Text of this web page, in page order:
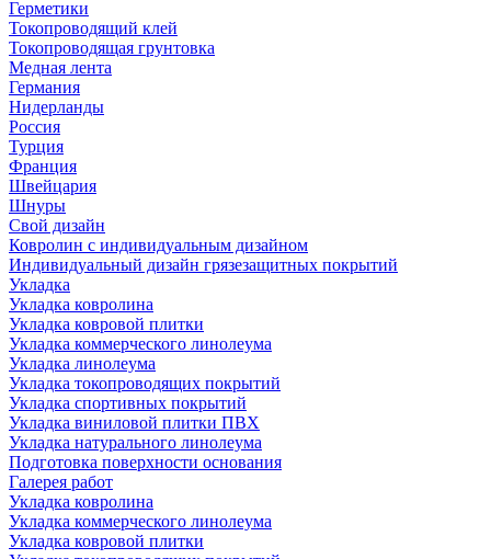
Герметики
Токопроводящий клей
Токопроводящая грунтовка
Медная лента
Германия
Нидерланды
Россия
Турция
Франция
Швейцария
Шнуры
Свой дизайн
Ковролин с индивидуальным дизайном
Индивидуальный дизайн грязезащитных покрытий
Укладка
Укладка ковролина
Укладка ковровой плитки
Укладка коммерческого линолеума
Укладка линолеума
Укладка токопроводящих покрытий
Укладка спортивных покрытий
Укладка виниловой плитки ПВХ
Укладка натурального линолеума
Подготовка поверхности основания
Галерея работ
Укладка ковролина
Укладка коммерческого линолеума
Укладка ковровой плитки